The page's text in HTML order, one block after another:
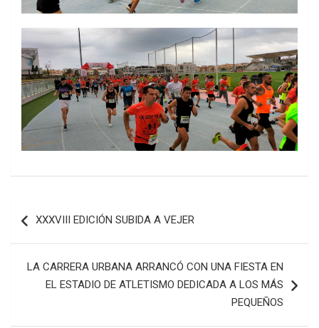
de
XXXVIII EDICIÓN SUBIDA A VEJER
LA CARRERA URBANA ARRANCÓ CON UNA FIESTA EN
EL ESTADIO DE ATLETISMO DEDICADA A LOS MÁS
PEQUEÑOS